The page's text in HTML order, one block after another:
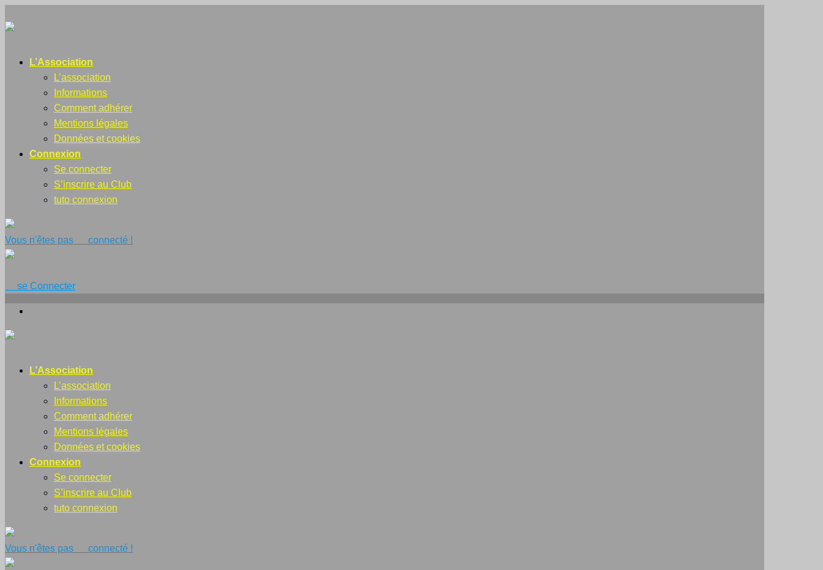
L’Association
L’association
Informations
Comment adhérer
Mentions légales
Données et cookies
Connexion
Se connecter
S’inscrire au Club
tuto connexion
Vous n'êtes pas connecté !
se Connecter
L’Association
L’association
Informations
Comment adhérer
Mentions légales
Données et cookies
Connexion
Se connecter
S’inscrire au Club
tuto connexion
Vous n'êtes pas connecté !